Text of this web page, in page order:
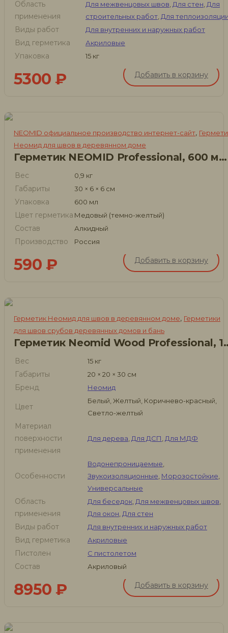
Область
применения
Для межвенцовых швов Для стен Для
строительных работ Для
Виды работ Для внутренних и наружных работ
Вид герметика Акриловые
Упаковка 15 кг
5300 ₽ Добавить в корзину
NEOMID официальное производство интернет-сайт,
Неомид для швов в деревянном доме
Герметик NEOMID Professional, 600 мл, цвет Медовый
Вес 0,9 кг
Габариты 30 × 6 × 6 см
Упаковка 600 мл
Цвет герметика Медовый (темно-желтый)
Состав Алкидный
Производство Россия
590 ₽ Добавить в корзину
Герметик Неомид для швов в деревянном доме, Герметики
для швов срубов деревянных домов и бань
Герметик
Вес 15 кг
Габариты 20 × 20 × 30 см
Бренд Неомид
Цвет
Белый, Желтый, Коричнево-красный,
Светло-желтый
Материал
поверхности
применения
Для дерева Для ДСП Для МДФ
Особенности
Водонепроницаемые
Звукоизоляционные Морозостойкие
Универсальные
Область
применения
Для беседок Для межвенцовых швов
Для окон Для стен
Виды работ Для внутренних и наружных работ
Вид герметика Акриловые
Пистолен С пистолетом
Состав Акриловый
8950 ₽ Добавить в корзину